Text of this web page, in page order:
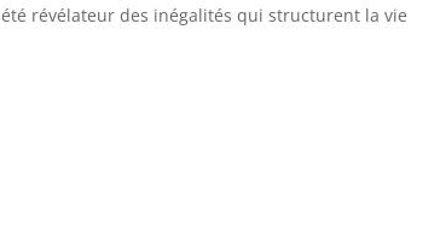
révélateur des inégalités qui structurent la vie